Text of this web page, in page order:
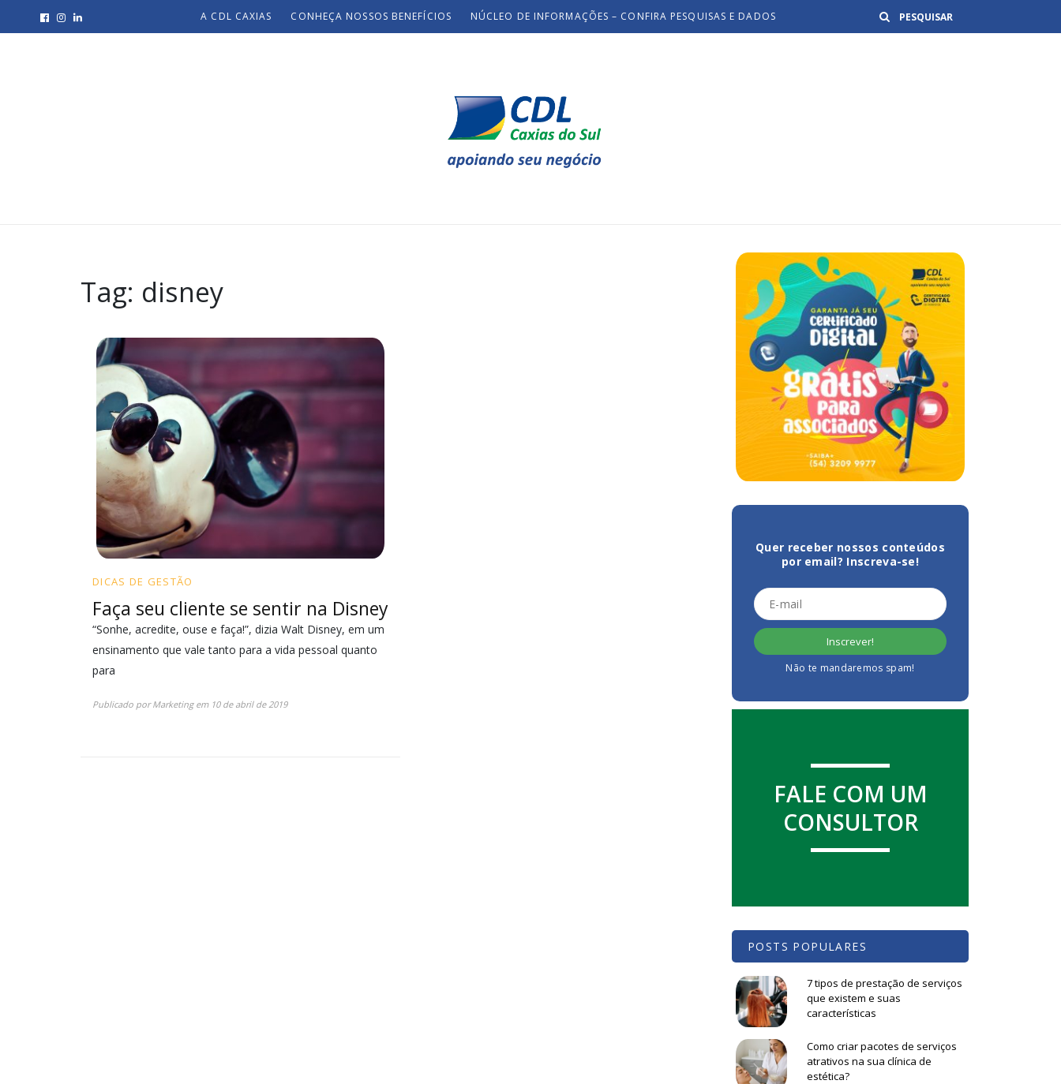
A CDL CAXIAS CONHEÇA NOSSOS BENEFÍCIOS NÚCLEO DE INFORMAÇÕES – CONFIRA PESQUISAS E DADOS Buscar
Tag: disney
DICAS DE GESTÃO
Faça seu cliente se sentir na Disney
“Sonhe, acredite, ouse e faça!”, dizia Walt Disney, em um
ensinamento que vale tanto para a vida pessoal quanto
para
Publicado porMarketingem 10 de abril de 2019
Quer receber nossos conteúdos
por email? Inscreva-se!
Não te mandaremos spam!
FALE COM UM
CONSULTOR
POSTS POPULARES
7 tipos de prestação de serviços
que existem e suas
características
Como criar pacotes de serviços
atrativos na sua clínica de
estética?